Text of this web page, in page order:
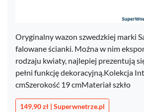
Oryginalny wazon szwedzkiej marki
falowane ścianki. Można w nim
rodzaju kwiaty, najlepiej prezentują
pełni funkcję dekoracyjną.Kolekcja
cmSzerokość 19 cmMateriał szkło
149,90 zł | Superwnetrze.pl